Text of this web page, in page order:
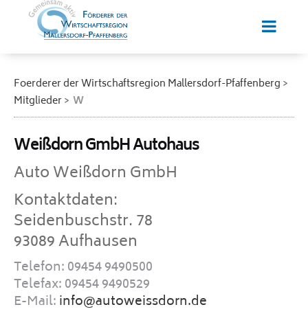
Foerderer der Wirtschaftsregion Mallersdorf-Pfaffenberg
Mitglieder
W
Weißdorn GmbH Autohaus
Auto Weißdorn GmbH
Kontaktdaten:
Seidenbuschstr. 78
93089 Aufhausen
Telefon: 09454 9490500
Telefax: 09454 9490529
E-Mail:info@autoweissdorn.de